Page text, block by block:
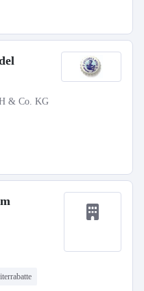
& Co. KG